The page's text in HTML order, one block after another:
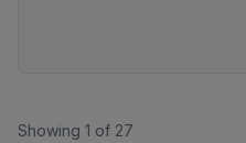
Showing 1 of 27